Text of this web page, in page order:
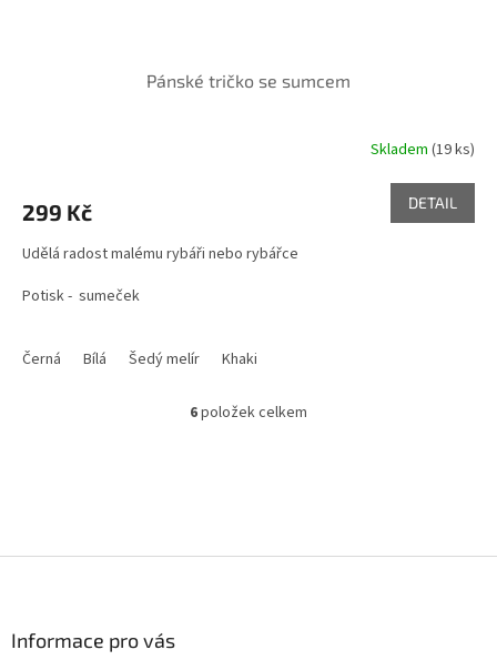
Pánské tričko se sumcem
Skladem (19 ks)
299 Kč DETAIL
Udělá radost malému rybáři nebo rybářce
Potisk - sumeček
Černá Bílá Šedý melír Khaki
O
6položek celkem
Informace pro vás